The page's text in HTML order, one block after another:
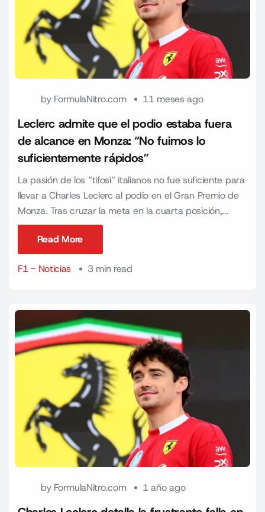
by FormulaNitro.com 11 meses ago
Leclerc admite que el podio estaba fuera
de alcance en Monza: “No fuimos lo
suficientemente rápidos”
La pasión de los “tifosi” italianos no fue suficiente para
llevar a Charles Leclerc al podio en el Gran Premio de
Monza. Tras cruzar la meta en la cuarta posición,...
Read More
F1 - Noticias
3 min read
by FormulaNitro.com 1 año ago